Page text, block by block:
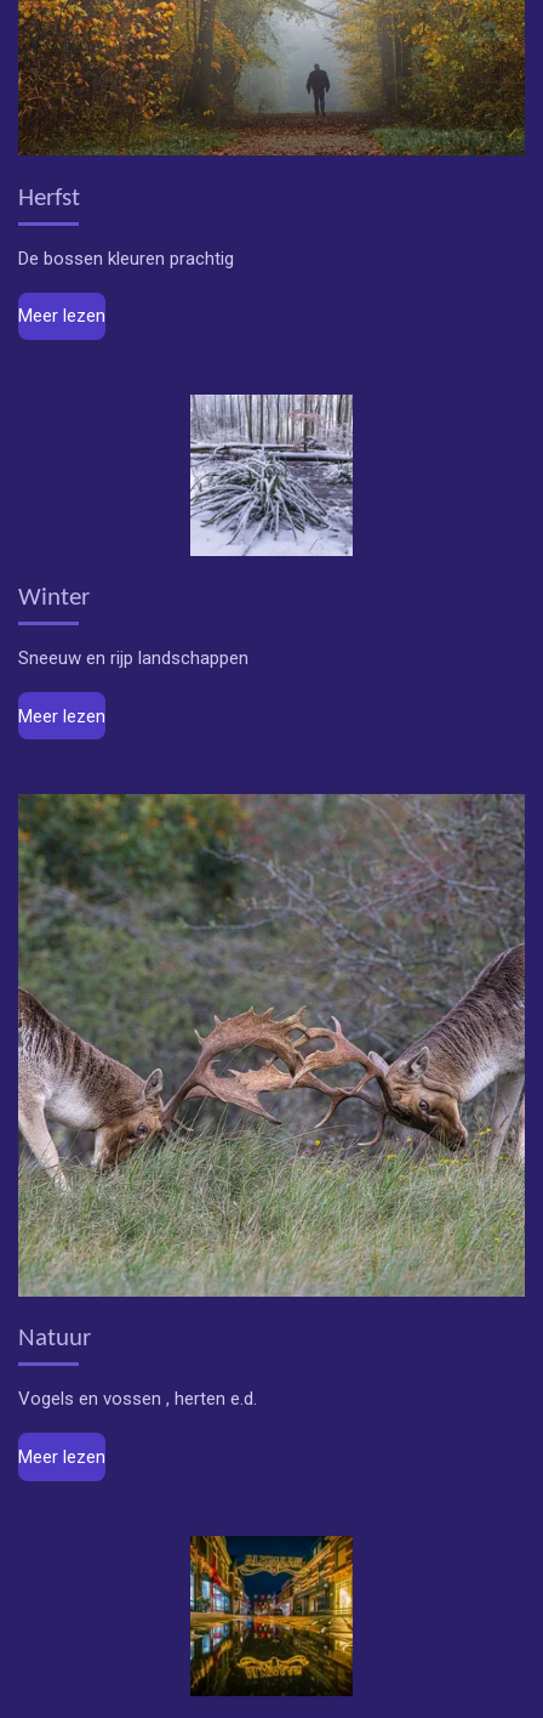
Herfst
De bossen kleuren prachtig
Meer lezen
Winter
Sneeuw en rijp landschappen
Meer lezen
Natuur
Vogels en vossen , herten e.d.
Meer lezen